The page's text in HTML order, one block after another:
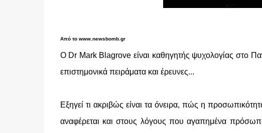
Από το www.newsbomb.gr
O Dr Mark Blagrove είναι καθηγητής ψυχολογίας στο
επιστημονικά πειράματα και έρευνες...
Eξηγεί τι ακριβώς είναι τα όνειρα, πώς η
αναφέρεται και στους λόγους που αγαπημένα